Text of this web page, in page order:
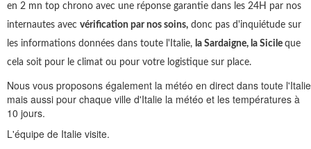
en 2 mn top chrono avec une réponse garantie dans les 24H par nos
internautes avec vérification par nos soins, donc pas d'inquiétude sur
les informations données dans toute l'Italie, la Sardaigne, la Sicile que
cela soit pour le climat ou pour votre logistique sur place.
Nous vous proposons également la météo en direct dans toute l'Italie
mais aussi pour chaque ville d'Italie la météo et les températures à
10 jours.
L'équipe de Italie visite.